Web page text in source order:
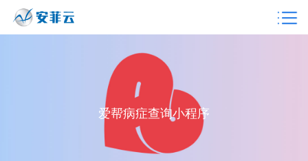
爱帮病症查询小程序